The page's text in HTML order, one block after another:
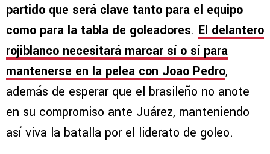
partido que será clave tanto para el equipo
como para la tabla de goleadores. El delantero
rojiblanco necesitará marcar sí o sí para
mantenerse en la pelea con Joao Pedro,
además de esperar que el brasileño no anote
en su compromiso ante Juárez, manteniendo
así viva la batalla por el liderato de goleo.